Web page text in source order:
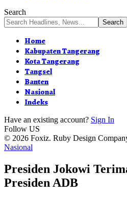
Search
Home
Kabupaten Tangerang
Kota Tangerang
Tangsel
Banten
Nasional
Indeks
Have an existing account? Sign In
Follow US
© 2026 Foxiz. Ruby Design
Nasional
Presiden Jokowi
Presiden ADB